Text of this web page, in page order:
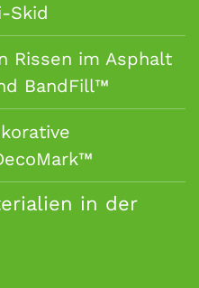
Skid
Rissen im Asphalt
BandFill™
in der